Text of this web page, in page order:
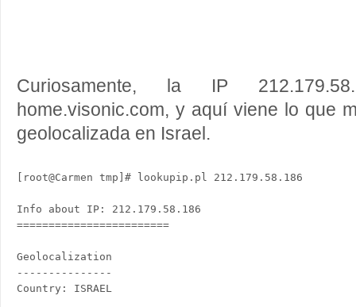
Curiosamente, la IP
home.visonic.com, y aquí viene lo que
geolocalizada en Israel.
[root@Carmen tmp]# lookupip.pl 212.179.58.186
Info about IP: 212.179.58.186
========================
Geolocalization
---------------
Country: ISRAEL